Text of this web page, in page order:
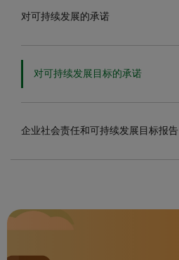
对可持续发展的承诺
对可持续发展目标的承诺
企业社会责任和可持续发展目标报告